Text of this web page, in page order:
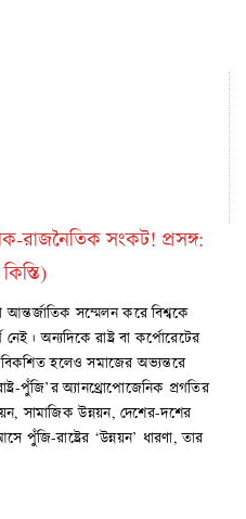
রাজনৈতিক সংকট! প্রসঙ্গ:
আন্তর্জাতিক সম্মেলন করে বিশ্বকে
অন্যদিকে রাষ্ট্র বা কর্পোরেটের
হলেও সমাজের অভ্যন্তরে
পুঁজি’র অ্যানথ্রোপোজেনিক প্রগতির
সামাজিক উন্নয়ন, দেশের-দশের
রাষ্ট্রের ‘উন্নয়ন’ ধারণা, তার